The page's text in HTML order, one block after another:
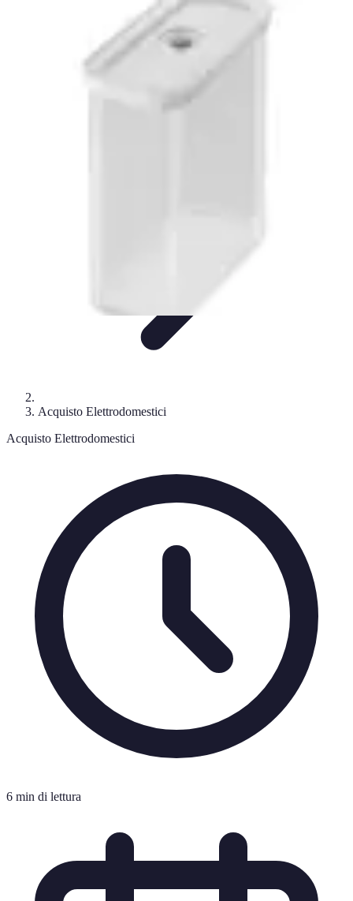
Smartphone e AccessoriElettrodomestici
Elettrodomestici Aspirapolvere
Acquisto Elettrodomestici
Acquisto Elettrodomestici
6 min di lettura